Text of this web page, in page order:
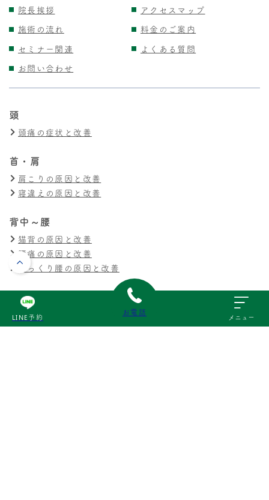
LINE予約
お電話
メニュー
院長挨拶
アクセスマップ
施術の流れ
料金のご案内
セミナー関連
よくある質問
お問い合わせ
頭
頭痛の症状と改善
首・肩
肩こりの原因と改善
寝違えの原因と改善
背中～腰
猫背の原因と改善
腰痛の原因と改善
ぎっくり腰の原因と改善
膝・足
膝の痛みの原因と改善